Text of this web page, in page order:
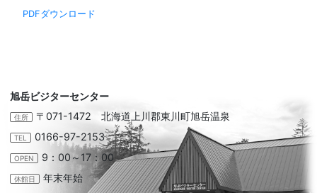
PDFダウンロード
旭岳ビジターセンター
住所 〒071-1472 北海道上川郡東川町旭岳温泉
TEL 0166-97-2153
OPEN 9：00～17：00
休館日 年末年始